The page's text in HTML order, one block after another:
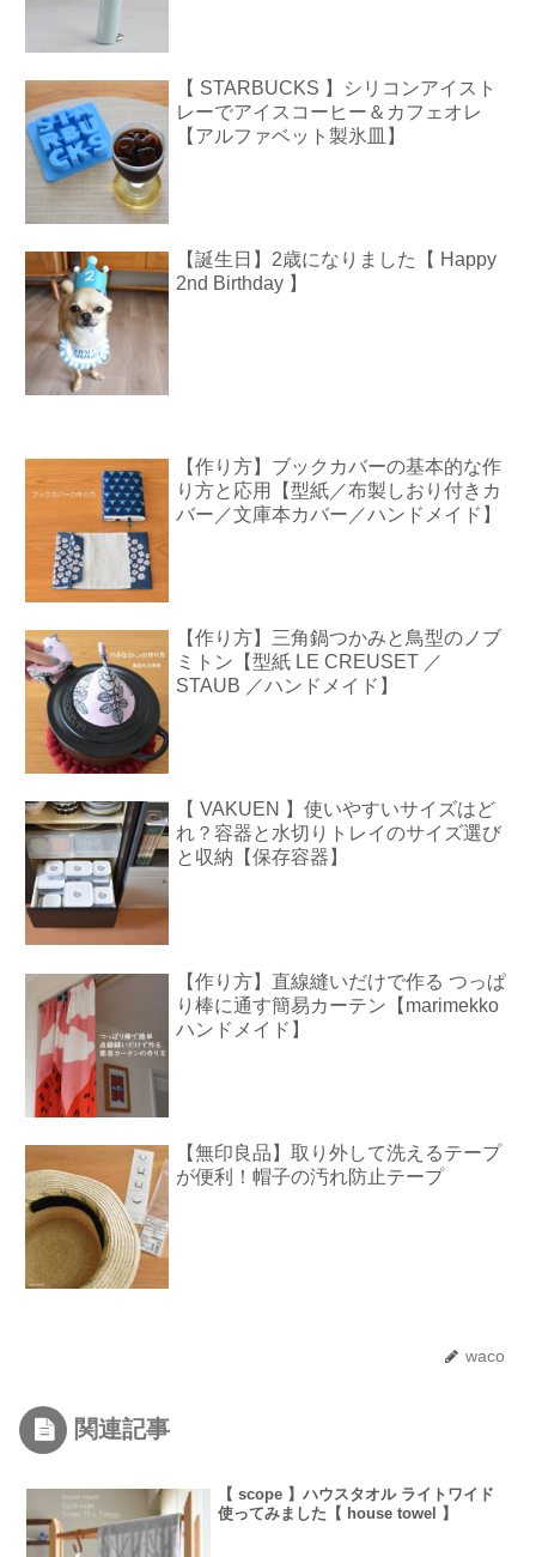
【 STARBUCKS 】シリコンアイスト
レーでアイスコーヒー＆カフェオレ
【アルファベット製氷皿】
【誕生日】2歳になりました【 Happy
2nd Birthday 】
【作り方】ブックカバーの基本的な作
り方と応用【型紙／布製しおり付きカ
バー／文庫本カバー／ハンドメイド】
【作り方】三角鍋つかみと鳥型のノブ
ミトン【型紙 LE CREUSET ／
STAUB ／ハンドメイド】
【 VAKUEN 】使いやすいサイズはど
れ？容器と水切りトレイのサイズ選び
と収納【保存容器】
【作り方】直線縫いだけで作る つっぱ
り棒に通す簡易カーテン【marimekko
ハンドメイド】
【無印良品】取り外して洗えるテープ
が便利！帽子の汚れ防止テープ
waco
関連記事
【 scope 】ハウスタオル ライトワイド
使ってみました【 house towel 】